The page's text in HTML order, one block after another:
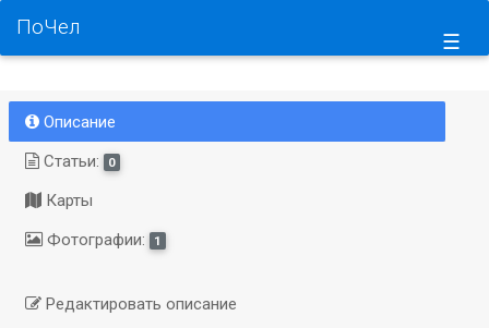
☰
ПоЧел
Описание
Статьи:
0
Карты
Фотографии:
1
Редактировать описание